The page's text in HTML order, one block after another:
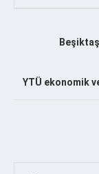
YTÜ ekonomik